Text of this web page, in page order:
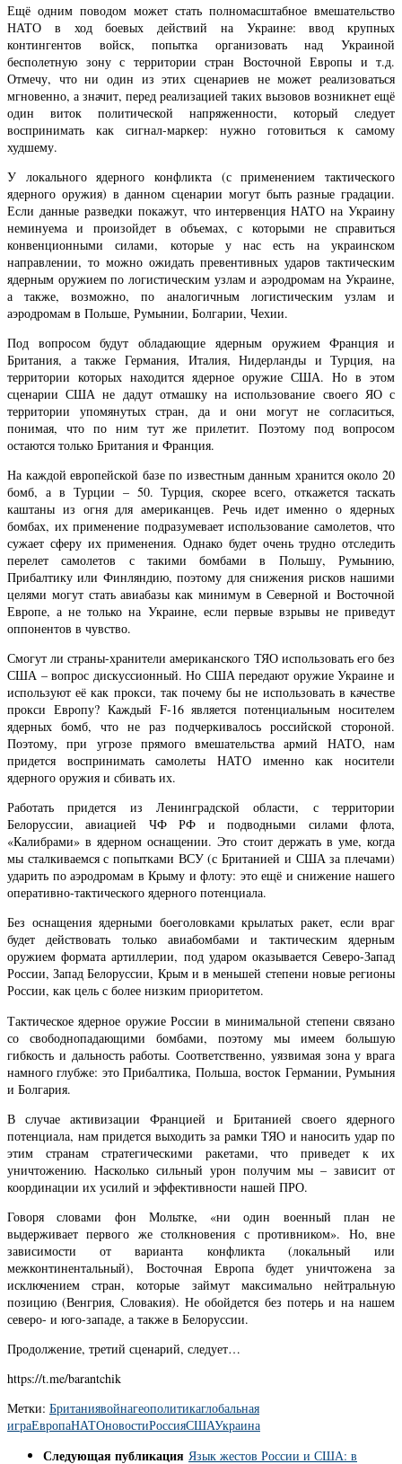
Ещё одним поводом может стать полномасштабное вмешательство
НАТО в ход боевых действий на Украине: ввод крупных
контингентов войск, попытка организовать над Украиной
бесполетную зону с территории стран Восточной Европы и т.д.
Отмечу, что ни один из этих сценариев не может реализоваться
мгновенно, а значит, перед реализацией таких вызовов возникнет ещё
один виток политической напряженности, который следует
воспринимать как сигнал-маркер: нужно готовиться к самому
худшему.
У локального ядерного конфликта (с применением тактического
ядерного оружия) в данном сценарии могут быть разные градации.
Если данные разведки покажут, что интервенция НАТО на Украину
неминуема и произойдет в объемах, с которыми не справиться
конвенционными силами, которые у нас есть на украинском
направлении, то можно ожидать превентивных ударов тактическим
ядерным оружием по логистическим узлам и аэродромам на Украине,
а также, возможно, по аналогичным логистическим узлам и
аэродромам в Польше, Румынии, Болгарии, Чехии.
Под вопросом будут обладающие ядерным оружием Франция и
Британия, а также Германия, Италия, Нидерланды и Турция, на
территории которых находится ядерное оружие США. Но в этом
сценарии США не дадут отмашку на использование своего ЯО с
территории упомянутых стран, да и они могут не согласиться,
понимая, что по ним тут же прилетит. Поэтому под вопросом
остаются только Британия и Франция.
На каждой европейской базе по известным данным хранится около 20
бомб, а в Турции – 50. Турция, скорее всего, откажется таскать
каштаны из огня для американцев. Речь идет именно о ядерных
бомбах, их применение подразумевает использование самолетов, что
сужает сферу их применения. Однако будет очень трудно отследить
перелет самолетов с такими бомбами в Польшу, Румынию,
Прибалтику или Финляндию, поэтому для снижения рисков нашими
целями могут стать авиабазы как минимум в Северной и Восточной
Европе, а не только на Украине, если первые взрывы не приведут
оппонентов в чувство.
Смогут ли страны-хранители американского ТЯО использовать его без
США – вопрос дискуссионный. Но США передают оружие Украине и
используют её как прокси, так почему бы не использовать в качестве
прокси Европу? Каждый F-16 является потенциальным носителем
ядерных бомб, что не раз подчеркивалось российской стороной.
Поэтому, при угрозе прямого вмешательства армий НАТО, нам
придется воспринимать самолеты НАТО именно как носители
ядерного оружия и сбивать их.
Работать придется из Ленинградской области, с территории
Белоруссии, авиацией ЧФ РФ и подводными силами флота,
«Калибрами» в ядерном оснащении. Это стоит держать в уме, когда
мы сталкиваемся с попытками ВСУ (с Британией и США за плечами)
ударить по аэродромам в Крыму и флоту: это ещё и снижение нашего
оперативно-тактического ядерного потенциала.
Без оснащения ядерными боеголовками крылатых ракет, если враг
будет действовать только авиабомбами и тактическим ядерным
оружием формата артиллерии, под ударом оказывается Северо-Запад
России, Запад Белоруссии, Крым и в меньшей степени новые регионы
России, как цель с более низким приоритетом.
Тактическое ядерное оружие России в минимальной степени связано
со свободнопадающими бомбами, поэтому мы имеем большую
гибкость и дальность работы. Соответственно, уязвимая зона у врага
намного глубже: это Прибалтика, Польша, восток Германии, Румыния
и Болгария.
В случае активизации Францией и Британией своего ядерного
потенциала, нам придется выходить за рамки ТЯО и наносить удар по
этим странам стратегическими ракетами, что приведет к их
уничтожению. Насколько сильный урон получим мы – зависит от
координации их усилий и эффективности нашей ПРО.
Говоря словами фон Мольтке, «ни один военный план не
выдерживает первого же столкновения с противником». Но, вне
зависимости от варианта конфликта (локальный или
межконтинентальный), Восточная Европа будет уничтожена за
исключением стран, которые займут максимально нейтральную
позицию (Венгрия, Словакия). Не обойдется без потерь и на нашем
северо- и юго-западе, а также в Белоруссии.
Продолжение, третий сценарий, следует…
https://t.me/barantchik
Метки: Британиявойнагеополитикаглобальная
играЕвропаНАТОновостиРоссияСШАУкраина
Следующая публикация Язык жестов России и США: в